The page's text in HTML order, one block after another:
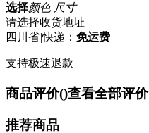
选择颜色 尺寸
请选择收货地址
四川省|快递： 免运费
支持极速退款
商品评价()查看全部评价
推荐商品